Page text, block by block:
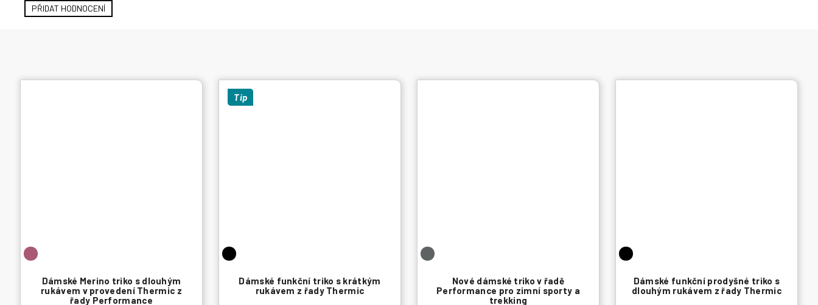
Dámské Merino triko s dlouhým
rukávem v provedení Thermic z
řady Performance
Tip
Dámské funkční triko s krátkým
rukávem z řady Thermic
Nové dámské triko v řadě
Performance pro zimní sporty a
trekking
Dámské funkční prodyšné triko s
dlouhým rukávem z řady Thermic
PŘIDAT HODNOCENÍ